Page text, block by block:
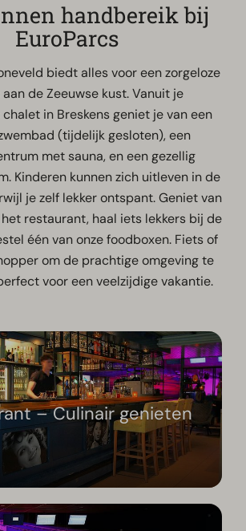
handbereik bij
EuroParcs
biedt alles voor een zorgeloze
de Zeeuwse kust. Vanuit je
in Breskens geniet je van een
(tijdelijk gesloten), een
met sauna, en een gezellig
Kinderen kunnen zich uitleven in de
je zelf lekker ontspant. Geniet van
restaurant, haal iets lekkers bij de
één van onze foodboxen. Fiets of
om de prachtige omgeving te
voor een veelzijdige vakantie.
– Culinair genieten